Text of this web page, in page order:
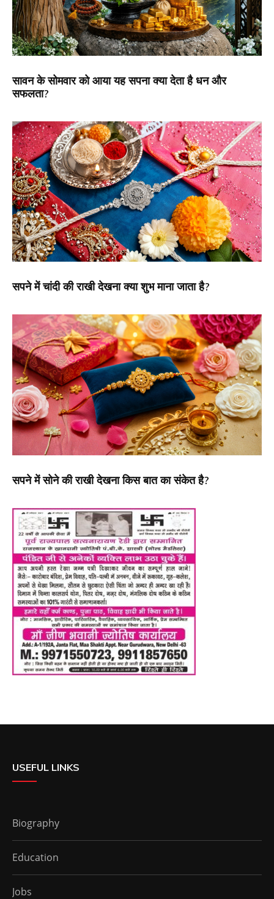
सावन के सोमवार को आया यह सपना क्या देता है धन और
सफलता?
सपने में चांदी की राखी देखना क्या शुभ माना जाता है?
सपने में सोने की राखी देखना किस बात का संकेत है?
USEFUL LINKS
Biography
Education
Jobs